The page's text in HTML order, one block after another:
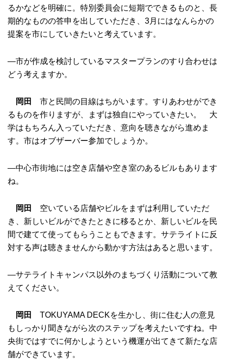
るかなどを明確に。特別委員会に短期でできるものと、長
期的なものの答申を出していただき、3月にはなんらかの
提案を市にしていきたいと考えています。
―市が作成を検討しているマスタープランのすり合わせは
どう考えますか。
岡田
市と民間の目線はちがいます。すりあわせができ
るものを作りますが、まずは独自にやっていきたい。 大
学はもちろん入っていただき、意向を聴きながら進めま
す。市はオブザーバー参加でしょうか。
―中心市街地には空き店舗や空き室のあるビルもあります
ね。
岡田
空いている店舗やビルをまずは利用していただ
き、新しいビルができたときに移るとか、新しいビルを民
間で建てて使ってもらうこともできます。サテライトに反
対する声は聴きませんから動かす方法はあると思います。
―サテライトキャンパス以外のまちづくり活動について教
えてください。
岡田
TOKUYAMA DECKを生かし、街に住む人の意見
もしっかり聞きながら次のステップを考えたいですね。中
央街ではすでに何かしようという機運が出てきて新たな店
舗ができています。